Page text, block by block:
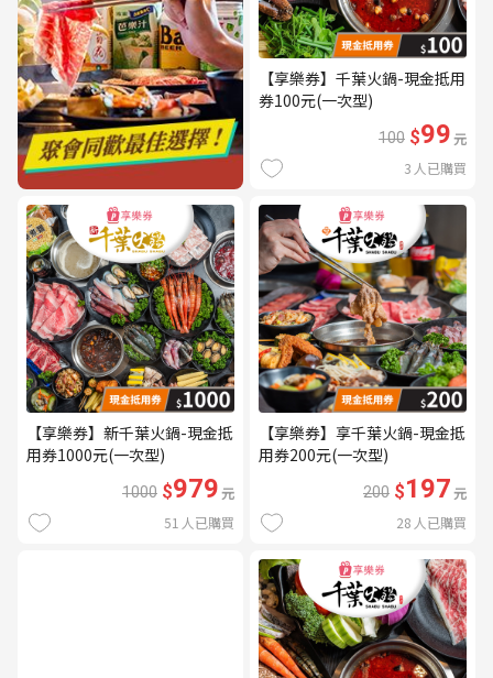
【享樂券】千葉火鍋-現金抵用
券100元(一次型)
100 $99元
3 人已購買
【享樂券】新千葉火鍋-現金抵
用券1000元(一次型)
1000 $979元
51 人已購買
【享樂券】享千葉火鍋-現金抵
用券200元(一次型)
200 $197元
28 人已購買